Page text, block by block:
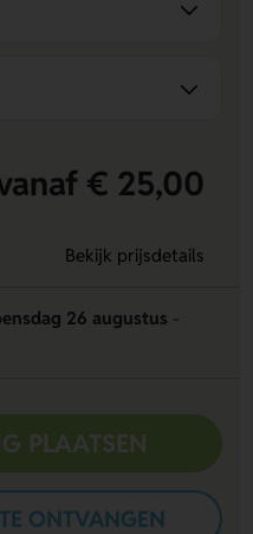
€ 25,00
Bekijk prijsdetails
26 augustus
PLAATSEN
ONTVANGEN